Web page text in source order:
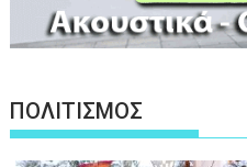
ΠΟΛΙΤΙΣΜΟΣ